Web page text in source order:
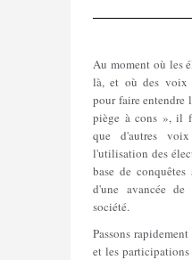
Au moment où les
là, et où des voix
pour faire entendre
piège à cons », il
que d'autres
l'utilisation des
base de
d'une avancée
société.
Passons
et les